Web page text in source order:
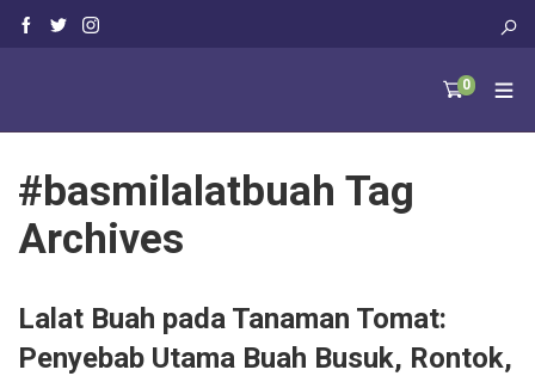
0
#basmilalatbuah Tag
Archives
Lalat Buah pada Tanaman Tomat:
Penyebab Utama Buah Busuk, Rontok,